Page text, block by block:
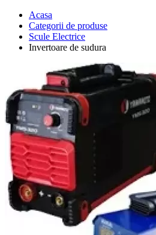
Acasa
Categorii de produse
Scule Electrice
Invertoare de sudura